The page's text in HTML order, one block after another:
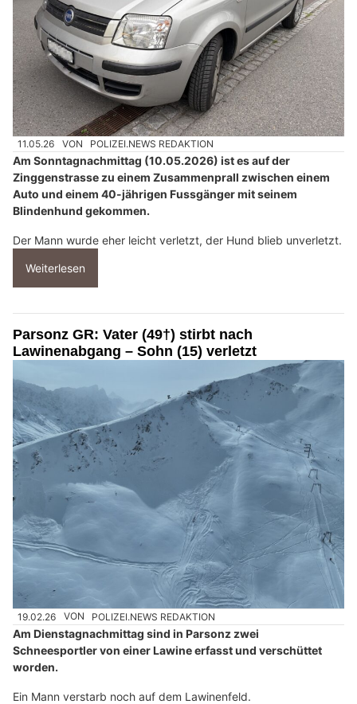
11.05.26 VON POLIZEI.NEWS REDAKTION
Am Sonntagnachmittag (10.05.2026) ist es auf der
Zinggenstrasse zu einem Zusammenprall zwischen einem
Auto und einem 40-jährigen Fussgänger mit seinem
Blindenhund gekommen.
Der Mann wurde eher leicht verletzt, der Hund blieb unverletzt.
Weiterlesen
Parsonz GR: Vater (49†) stirbt nach
Lawinenabgang – Sohn (15) verletzt
19.02.26 VON POLIZEI.NEWS REDAKTION
Am Dienstagnachmittag sind in Parsonz zwei
Schneesportler von einer Lawine erfasst und verschüttet
worden.
Ein Mann verstarb noch auf dem Lawinenfeld.